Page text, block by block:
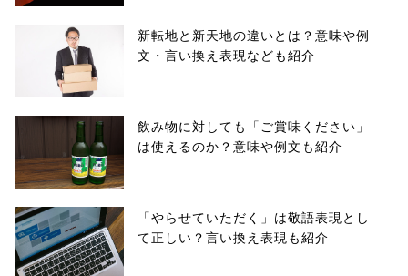
新転地と新天地の違いとは？意味や例
文・言い換え表現なども紹介
飲み物に対しても「ご賞味ください」
は使えるのか？意味や例文も紹介
「やらせていただく」は敬語表現とし
て正しい？言い換え表現も紹介